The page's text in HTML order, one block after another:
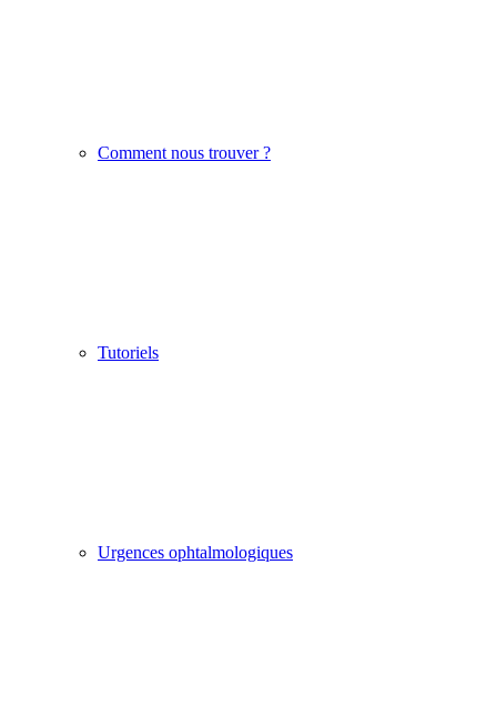
Comment nous trouver ?
Tutoriels
Urgences ophtalmologiques